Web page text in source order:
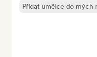
Přidat umělce do mých